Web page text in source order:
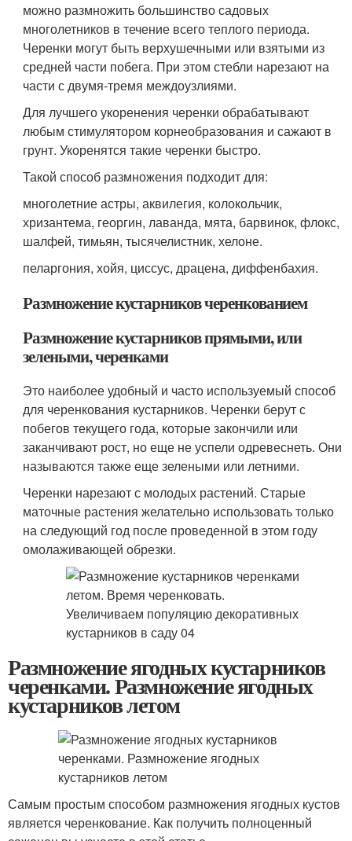
можно размножить большинство садовых
многолетников в течение всего теплого периода.
Черенки могут быть верхушечными или взятыми из
средней части побега. При этом стебли нарезают на
части с двумя-тремя междоузлиями.
Для лучшего укоренения черенки обрабатывают
любым стимулятором корнеобразования и сажают в
грунт. Укоренятся такие черенки быстро.
Такой способ размножения подходит для:
многолетние астры, аквилегия, колокольчик,
хризантема, георгин, лаванда, мята, барвинок, флокс,
шалфей, тимьян, тысячелистник, хелоне.
пеларгония, хойя, циссус, драцена, диффенбахия.
Размножение кустарников черенкованием
Размножение кустарников прямыми, или
зелеными, черенками
Это наиболее удобный и часто используемый способ
для черенкования кустарников. Черенки берут с
побегов текущего года, которые закончили или
заканчивают рост, но еще не успели одревеснеть. Они
называются также еще зелеными или летними.
Черенки нарезают с молодых растений. Старые
маточные растения желательно использовать только
на следующий год после проведенной в этом году
омолаживающей обрезки.
Размножение ягодных кустарников
черенками. Размножение ягодных
кустарников летом
Самым простым способом размножения ягодных кустов
является черенкование. Как получить полноценный